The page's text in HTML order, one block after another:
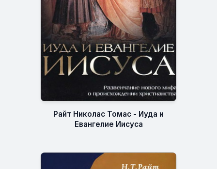
Райт Николас Томас - Иуда и
Евангелие Иисуса